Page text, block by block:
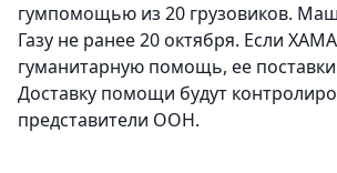
гумпомощью из 20 грузовиков.
Газу не ранее 20 октября. Если
гуманитарную помощь, ее поставки
Доставку помощи будут
представители ООН.